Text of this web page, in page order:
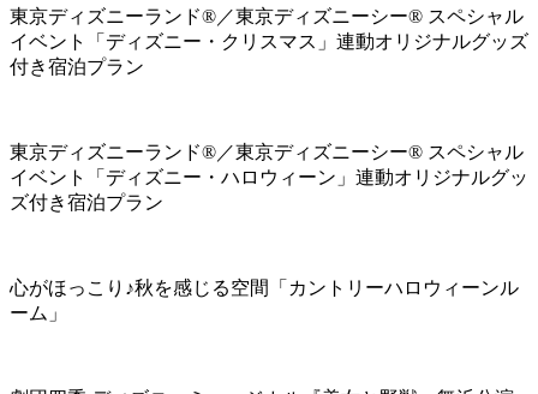
東京ディズニーランド®／東京ディズニーシー® スペシャル
イベント「ディズニー・クリスマス」連動オリジナルグッズ
付き宿泊プラン
東京ディズニーランド®／東京ディズニーシー® スペシャル
イベント「ディズニー・ハロウィーン」連動オリジナルグッ
ズ付き宿泊プラン
心がほっこり♪秋を感じる空間「カントリーハロウィーンル
ーム」